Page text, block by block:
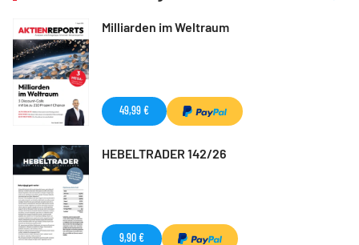
Milliarden im Weltraum
49,99 €
HEBELTRADER 142/26
9,90 €